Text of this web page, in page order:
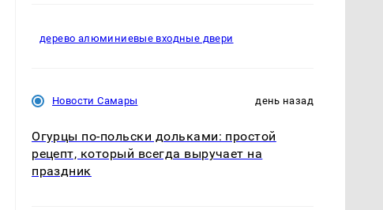
дерево алюминиевые входные двери
Новости Самары день назад
Огурцы по‑польски дольками: простой
рецепт, который всегда выручает на
праздник